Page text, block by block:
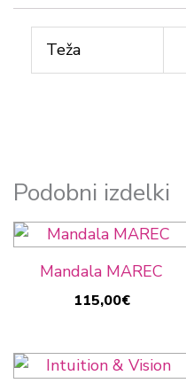
Teža
Podobni izdelki
Mandala MAREC
115,00€